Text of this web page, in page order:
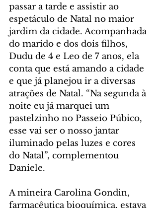
passar a tarde e assistir ao
espetáculo de Natal no maior
jardim da cidade. Acompanhada
do marido e dos dois filhos,
Dudu de 4 e Leo de 7 anos, ela
conta que está amando a cidade
e que já planejou ir a diversas
atrações de Natal. “Na segunda à
noite eu já marquei um
pastelzinho no Passeio Púbico,
esse vai ser o nosso jantar
iluminado pelas luzes e cores
do Natal”, complementou
Daniele.
A mineira Carolina Gondin,
farmacêutica bioquímica, estava